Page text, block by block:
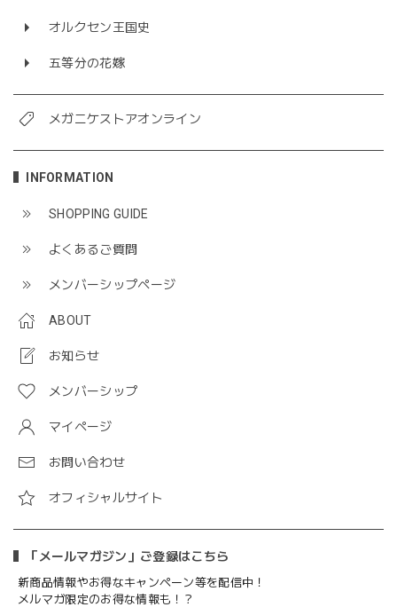
オルクセン王国史
五等分の花嫁
メガニケストアオンライン
INFORMATION
SHOPPING GUIDE
よくあるご質問
メンバーシップページ
ABOUT
お知らせ
メンバーシップ
マイページ
お問い合わせ
オフィシャルサイト
「メールマガジン」ご登録はこちら
新商品情報やお得なキャンペーン等を配信中！
メルマガ限定のお得な情報も！？